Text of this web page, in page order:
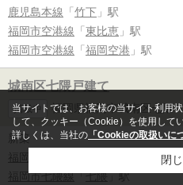
鹿児島本線 「 竹下 」駅
福岡市空港線 「 東比恵 」駅
福岡市空港線 「 福岡空港 」駅
城南区七隈戸建て
掲載中 福岡県福岡市城南区七隈
新築
福岡市七隈線
福岡市七隈線「七隈」駅
当サイトでは、お客様の当サイト利用
して、クッキー（Cookie）を使用してい
詳しくは、当社の 「Cookieの取扱いに
閉